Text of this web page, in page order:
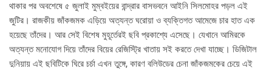
থাকার পর অবশেষে ৫ জুলাই মুম্বইয়ের বান্দ্রার বাসভবনে আইনি সিলমোহর পড়ল এই
জুটির। রাজকীয় জাঁকজমক এড়িয়ে অত্যন্ত ঘরোয়া ও ব্যক্তিগত আমেজে চার হাত এক
হয়েছে তাঁদের। আর সেই বিশেষ মুহূর্তেরই ছবি প্রকাশ্যে এসেছে। যেখানে আমিরকে
অত্যন্ত মনোযোগ দিয়ে তাঁদের বিয়ের রেজিস্ট্রি খাতায় সই করতে দেখা যাচ্ছে। ডিজিটাল
দুনিয়ায় এই ছবিটিকে ঘিরে চর্চা এখন তুঙ্গে, কারণ বলিউডের চেনা জাঁকজমকের চেয়ে এই